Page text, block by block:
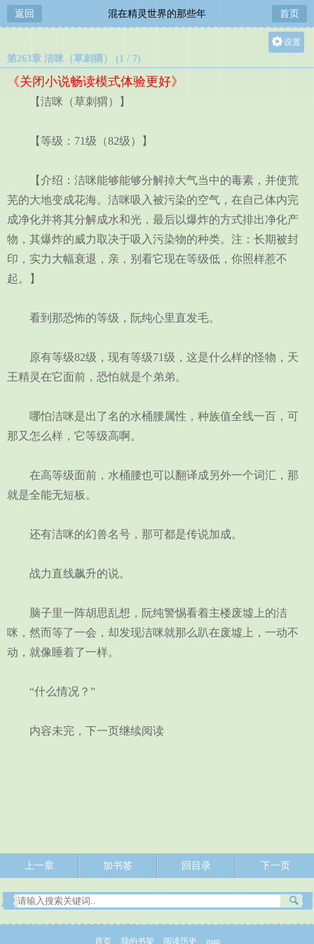
返回 混在精灵世界的那些年 首页
设置
第263章 洁咪（草刺猬） (1 / 7)
《关闭小说畅读模式体验更好》
【洁咪（草刺猬）】
【等级：71级（82级）】
【介绍：洁咪能够能够分解掉大气当中的毒素，并使荒
芜的大地变成花海。洁咪吸入被污染的空气，在自己体内完
成净化并将其分解成水和光，最后以爆炸的方式排出净化产
物，其爆炸的威力取决于吸入污染物的种类。注：长期被封
印，实力大幅衰退，亲，别看它现在等级低，你照样惹不
起。】
看到那恐怖的等级，阮纯心里直发毛。
原有等级82级，现有等级71级，这是什么样的怪物，天
王精灵在它面前，恐怕就是个弟弟。
哪怕洁咪是出了名的水桶腰属性，种族值全线一百，可
那又怎么样，它等级高啊。
在高等级面前，水桶腰也可以翻译成另外一个词汇，那
就是全能无短板。
还有洁咪的幻兽名号，那可都是传说加成。
战力直线飙升的说。
脑子里一阵胡思乱想，阮纯警惕看着主楼废墟上的洁
咪，然而等了一会，却发现洁咪就那么趴在废墟上，一动不
动，就像睡着了一样。
“什么情况？”
内容未完，下一页继续阅读
上一章 加书签 回目录 下一页
首页 我的书架 阅读历史 map